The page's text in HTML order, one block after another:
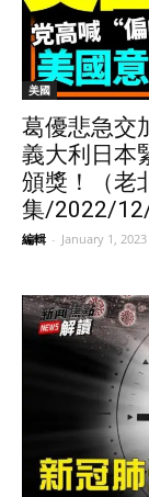
美國
葛優悲急交
義大利日本
頒獎！（老
集/2022/12/
編輯 - January 1, 2023